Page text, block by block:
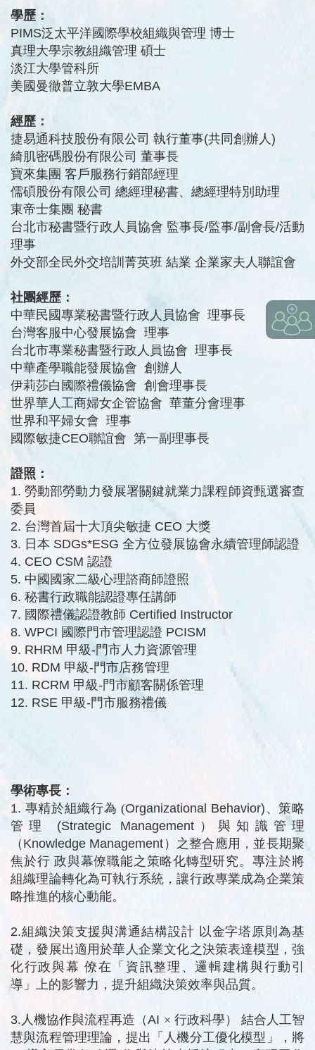
學歷：
PIMS泛太平洋國際學校組織與管理 博士
真理大學宗教組織管理 碩士
淡江大學管科所
美國曼徹普立敦大學EMBA
經歷：
捷易通科技股份有限公司 執行董事(共同創辦人)
綺肌密碼股份有限公司 董事長
寶來集團 客戶服務行銷部經理
儒碩股份有限公司 總經理秘書、總經理特別助理
東帝士集團 秘書
台北市秘書暨行政人員協會 監事長/監事/副會長/活動
理事
外交部全民外交培訓菁英班 結業 企業家夫人聯誼會
社團經歷：
中華民國專業秘書暨行政人員協會 理事長
台灣客服中心發展協會 理事
台北市專業秘書暨行政人員協會 理事長
中華產學職能發展協會 創辦人
伊莉莎白國際禮儀協會 創會理事長
世界華人工商婦女企管協會 華董分會理事
世界和平婦女會 理事
國際敏捷CEO聯誼會 第一副理事長
證照：
1.勞動部勞動力發展署關鍵就業力課程師資甄選審查
委員
2. 台灣首屆十大頂尖敏捷 CEO 大獎
3. 日本 SDGs*ESG 全方位發展協會永續管理師認證
4. CEO CSM 認證
5. 中國國家二級心理諮商師證照
6. 秘書行政職能認證專任講師
7. 國際禮儀認證教師 Certified Instructor
8. WPCI 國際門市管理認證 PCISM
9. RHRM 甲級-門市人力資源管理
10. RDM 甲級-門市店務管理
11. RCRM 甲級-門市顧客關係管理
12. RSE 甲級-門市服務禮儀
學術專長：
1. 專精於組織行為 (Organizational Behavior) 、策略
管理 (Strategic Management）與知識管理
（ Knowledge Management ）之整合應用，並長期聚
焦於行 政與幕僚職能之策略化轉型研究。專注於將
組織理論轉化為可執行系統，讓行政專業成為企業策
略推進的核心動能。
2.組織決策支援與溝通結構設計 以金字塔原則為基
礎，發展出適用於華人企業文化之決策表達模型，強
化行政與幕 僚在「資訊整理、邏輯建構與行動引
導」上的影響力，提升組織決策效率與品質。
3. 人機協作與流程再造（AI × 行政科學）
結合人工智
慧與流程管理理論，提出「人機分工優化模型」，將